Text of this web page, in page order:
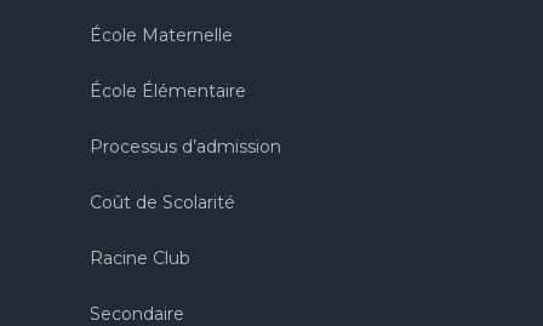
École Maternelle
École Élémentaire
Processus d’admission
Coût de Scolarité
Racine Club
Secondaire